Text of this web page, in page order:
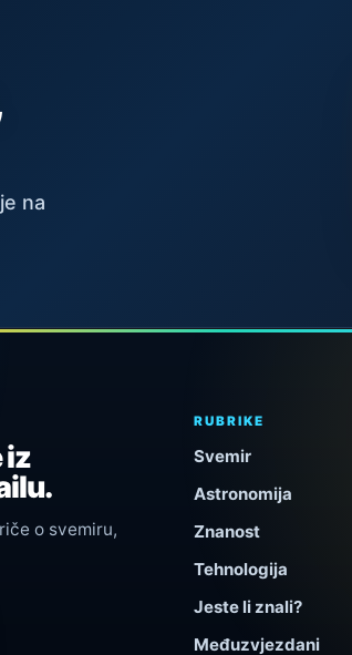
na
iz
o svemiru,
RUBRIKE
Svemir
Astronomija
Znanost
Tehnologija
Jeste li znali?
Međuzvjezdani